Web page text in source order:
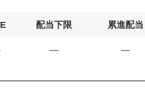
配当下限 累進配当
― ―